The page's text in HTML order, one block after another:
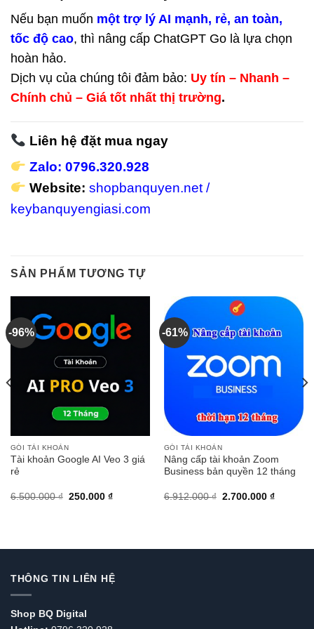
Nếu bạn muốn một trợ lý AI mạnh, rẻ, an toàn,
tốc độ cao, thì nâng cấp ChatGPT Go là lựa chọn
hoàn hảo.
Dịch vụ của chúng tôi đảm bảo: Uy tín – Nhanh –
Chính chủ – Giá tốt nhất thị trường.
Liên hệ đặt mua ngay
Zalo: 0796.320.928
Website: shopbanquyen.net/
keybanquyengiasi.com
SẢN PHẨM TƯƠNG TỰ
-96%
GÓI TÀI KHOẢN
Tài khoản Google AI Veo 3 giá
rẻ
6.500.000₫ Giá
250.000 ₫Giá
-61%
GÓI TÀI KHOẢN
Nâng cấp tài khoản Zoom
Business bản quyền 12 tháng
6.912.000₫ Giá
2.700.000 ₫Giá
THÔNG TIN LIÊN HỆ
Shop BQ Digital